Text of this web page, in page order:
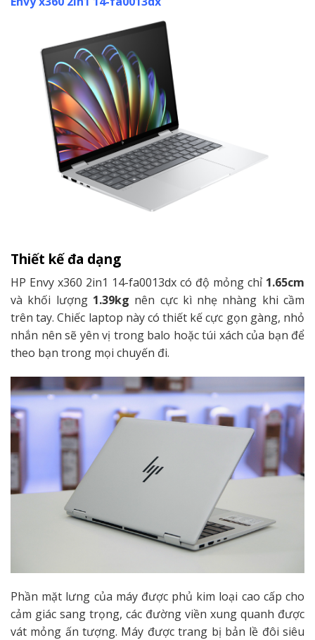
Thiết kế đa dạng
HP Envy x360 2in1 14-fa0013dx có độ mỏng chỉ 1.65cm
và khối lượng 1.39kg nên cực kì nhẹ nhàng khi cầm
trên tay. Chiếc laptop này có thiết kế cực gọn gàng, nhỏ
nhắn nên sẽ yên vị trong balo hoặc túi xách của bạn để
theo bạn trong mọi chuyến đi.
Phần mặt lưng của máy được phủ kim loại cao cấp cho
cảm giác sang trọng, các đường viền xung quanh được
vát mỏng ấn tượng. Máy được trang bị bản lề đôi siêu